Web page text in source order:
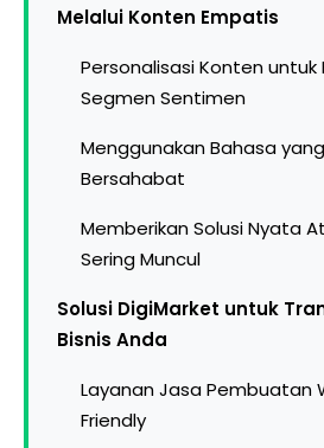
Melalui Konten Empatis
Personalisasi Konten untuk
Segmen Sentimen
Menggunakan Bahasa
Bersahabat
Memberikan Solusi Nyata
Sering Muncul
Solusi DigiMarket untuk
Bisnis Anda
Layanan Jasa Pembuatan
Friendly